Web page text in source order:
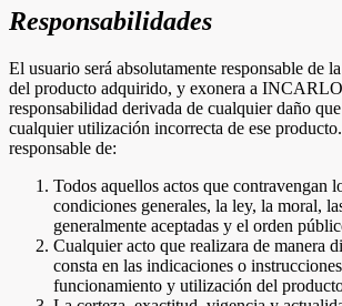
Responsabilidades
El usuario será absolutamente responsable de
del producto adquirido, y exonera a
responsabilidad derivada de cualquier daño
cualquier utilización incorrecta de ese
responsable de:
Todos aquellos actos que contravengan
condiciones generales, la ley, la moral,
generalmente aceptadas y el orden
Cualquier acto que realizara de manera
consta en las indicaciones o
funcionamiento y utilización del